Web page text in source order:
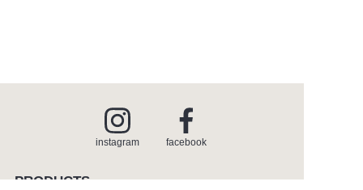
instagram facebook
PRODUCTS